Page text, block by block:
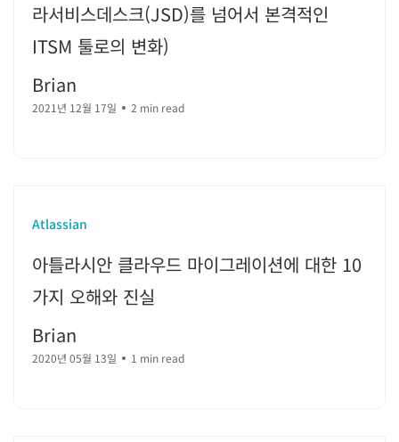
라서비스데스크(JSD)를 넘어서 본격적인
ITSM 툴로의 변화)
Brian
2021년 12월 17일 2 min read
Atlassian
아틀라시안 클라우드 마이그레이션에 대한 10
가지 오해와 진실
Brian
2020년 05월 13일 1 min read